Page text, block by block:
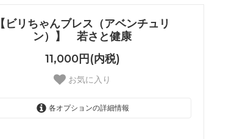
【ビリちゃんブレス（アベンチュリ
ン）】 若さと健康
11,000円(内税)
お気に入り
各オプションの詳細情報